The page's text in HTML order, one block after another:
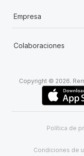
Empresa
Colaboraciones
Copyright © 2026.
Política de
Condiciones de